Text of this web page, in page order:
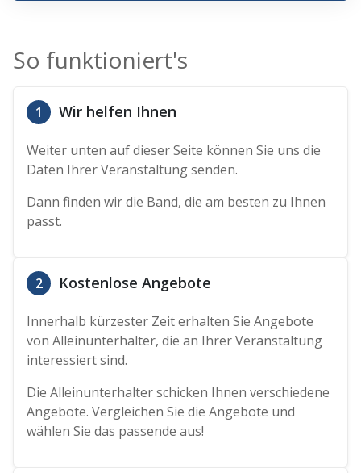
So funktioniert's
1 Wir helfen Ihnen
Weiter unten auf dieser Seite können Sie uns die
Daten Ihrer Veranstaltung senden.
Dann finden wir die Band, die am besten zu Ihnen
passt.
2 Kostenlose Angebote
Innerhalb kürzester Zeit erhalten Sie Angebote
von Alleinunterhalter, die an Ihrer Veranstaltung
interessiert sind.
Die Alleinunterhalter schicken Ihnen verschiedene
Angebote. Vergleichen Sie die Angebote und
wählen Sie das passende aus!